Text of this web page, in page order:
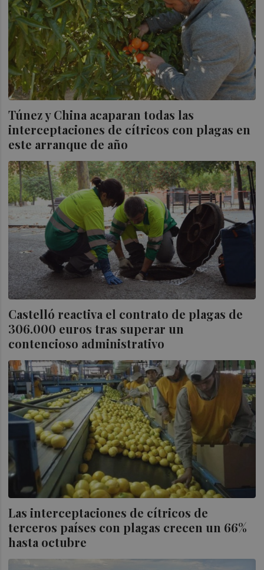
Túnez y China acaparan todas las
interceptaciones de cítricos con plagas en
este arranque de año
Castelló reactiva el contrato de plagas de
306.000 euros tras superar un
contencioso administrativo
Las interceptaciones de cítricos de
terceros países con plagas crecen un 66%
hasta octubre